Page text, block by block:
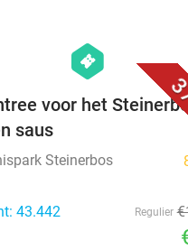
hexagon
events
voor het
saus
Steinerbos
43.442
Regulier